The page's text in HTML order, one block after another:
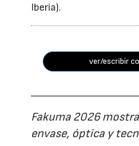
Iberia).
ver/escribir
Fakuma 2026
envase, óptica y